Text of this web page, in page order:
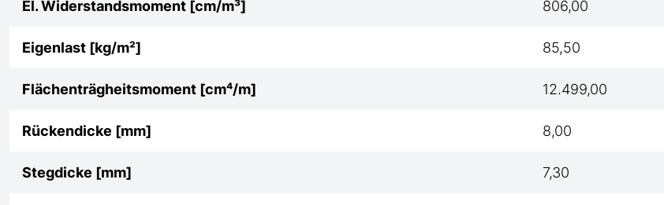
El. Widerstandsmoment [cm/m³] 806,00
Eigenlast [kg/m²] 85,50
Flächenträgheitsmoment [cm⁴/m] 12.499,00
Rückendicke [mm] 8,00
Stegdicke [mm] 7,30